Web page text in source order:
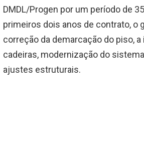
DMDL/Progen por um período de
primeiros dois anos de contrato, o
correção da demarcação do piso,
cadeiras, modernização do
ajustes estruturais.